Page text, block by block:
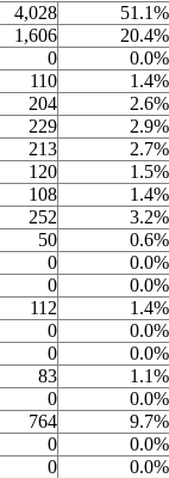
4,028
51.1%
1,606
20.4%
0
0.0%
110
1.4%
204
2.6%
229
2.9%
213
2.7%
120
1.5%
108
1.4%
252
3.2%
50
0.6%
0
0.0%
0
0.0%
112
1.4%
0
0.0%
0
0.0%
83
1.1%
0
0.0%
764
9.7%
0
0.0%
0
0.0%